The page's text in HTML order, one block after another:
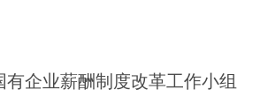
有企业薪酬制度改革工作小组